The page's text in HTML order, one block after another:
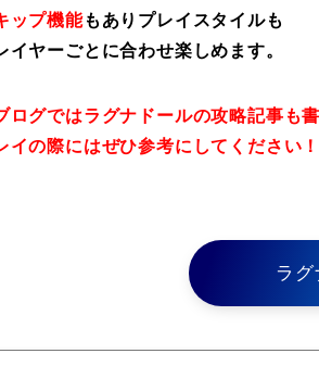
ップ機能もありプレイスタイルも
イヤーごとに合わせ楽しめます。
ログではラグナドールの攻略記事も
イの際にはぜひ参考にしてください！
ラグ